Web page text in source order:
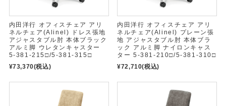
内田洋行 オフィスチェア アリ
ネルチェア(Alinel) ドレス張地
アジャスタブル肘 本体ブラック
アルミ脚 ウレタンキャスター
5-381-215□/5-381-315□
¥73,370(税込)
内田洋行 オフィスチェア アリ
ネルチェア(Alinel) プレーン張
地 アジャスタブル肘 本体ブラ
ック アルミ脚 ナイロンキャス
ター 5-381-210□/5-381-310□
¥72,710(税込)